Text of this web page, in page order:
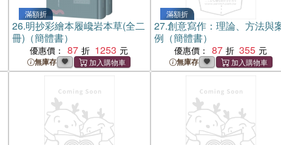
滿額折
26.明抄彩繪本履巉岩本草(全二
冊)（簡體書）
優惠價： 87 1253
無庫存
滿額折
27.創意寫作：理論、方法與
例（簡體書）
優惠價： 87 355
無庫存